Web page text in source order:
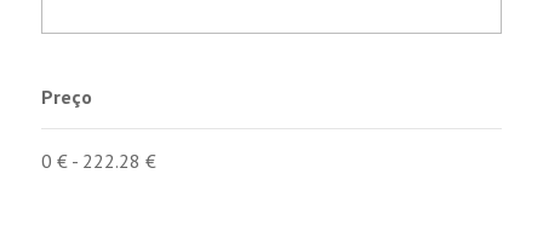
Preço
0 €- 222.28 €